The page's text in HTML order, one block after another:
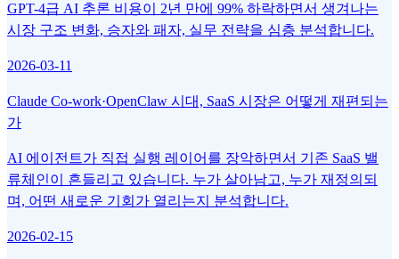
GPT-4급 AI 추론 비용이 2년 만에 99% 하락하면서 생겨나는
시장 구조 변화, 승자와 패자, 실무 전략을 심층 분석합니다.
2026-03-11
Claude Co-work·OpenClaw 시대, SaaS 시장은 어떻게 재편되는
가
AI 에이전트가 직접 실행 레이어를 장악하면서 기존 SaaS 밸
류체인이 흔들리고 있습니다. 누가 살아남고, 누가 재정의되
며, 어떤 새로운 기회가 열리는지 분석합니다.
2026-02-15